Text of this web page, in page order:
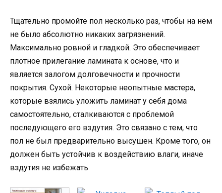
Тщательно промойте пол несколько раз, чтобы на нём
не было абсолютно никаких загрязнений.
Максимально ровной и гладкой. Это обеспечивает
плотное прилегание ламината к основе, что и
является залогом долговечности и прочности
покрытия. Сухой. Некоторые неопытные мастера,
которые взялись уложить ламинат у себя дома
самостоятельно, сталкиваются с проблемой
последующего его вздутия. Это связано с тем, что
пол не был предварительно высушен. Кроме того, он
должен быть устойчив к воздействию влаги, иначе
вздутия не избежать